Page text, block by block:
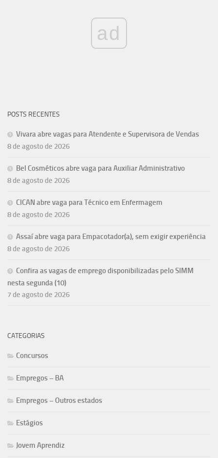
ad
POSTS RECENTES
Vivara abre vagas para Atendente e Supervisora de Vendas
8 de agosto de 2026
Bel Cosméticos abre vaga para Auxiliar Administrativo
8 de agosto de 2026
CICAN abre vaga para Técnico em Enfermagem
8 de agosto de 2026
Assaí abre vaga para Empacotador(a), sem exigir experiência
8 de agosto de 2026
Confira as vagas de emprego disponibilizadas pelo SIMM
nesta segunda (10)
7 de agosto de 2026
CATEGORIAS
Concursos
Empregos – BA
Empregos – Outros estados
Estágios
Jovem Aprendiz